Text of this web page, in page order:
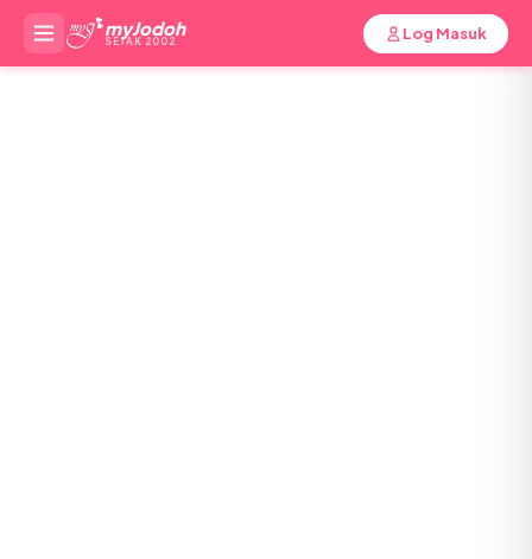
myJodoh
SEJAK 2002 Log Masuk